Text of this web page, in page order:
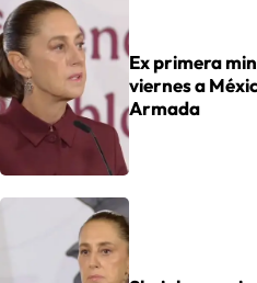
Ex primera
viernes a
Armada